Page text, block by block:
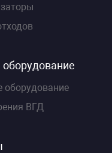
оборудование
ВГД